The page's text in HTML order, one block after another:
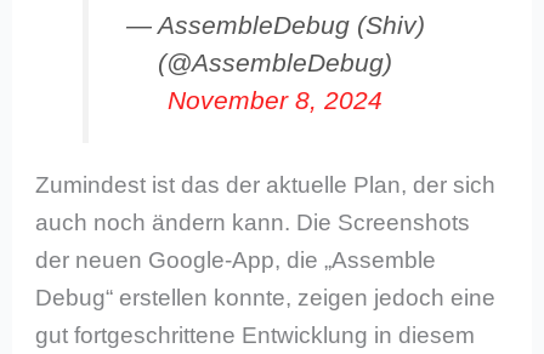
— AssembleDebug (Shiv)
(@AssembleDebug)
November 8, 2024
Zumindest ist das der aktuelle Plan, der sich
auch noch ändern kann. Die Screenshots
der neuen Google-App, die „Assemble
Debug“ erstellen konnte, zeigen jedoch eine
gut fortgeschrittene Entwicklung in diesem